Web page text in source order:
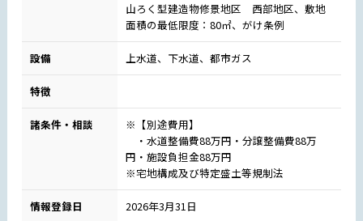
山ろく型建造物修景地区 西部地区、敷地
面積の最低限度：80㎡、がけ条例
設備 上水道、下水道、都市ガス
特徴
諸条件・相談
※【別途費用】
・水道整備費88万円・分譲整備費88万
円・施設負担金88万円
※宅地構成及び特定盛土等規制法
情報登録日 2026年3月31日